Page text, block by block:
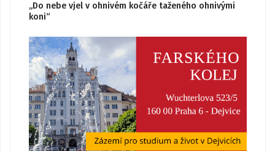
„Do nebe vjel v ohnivém kočáře taženého ohnivými
koni“